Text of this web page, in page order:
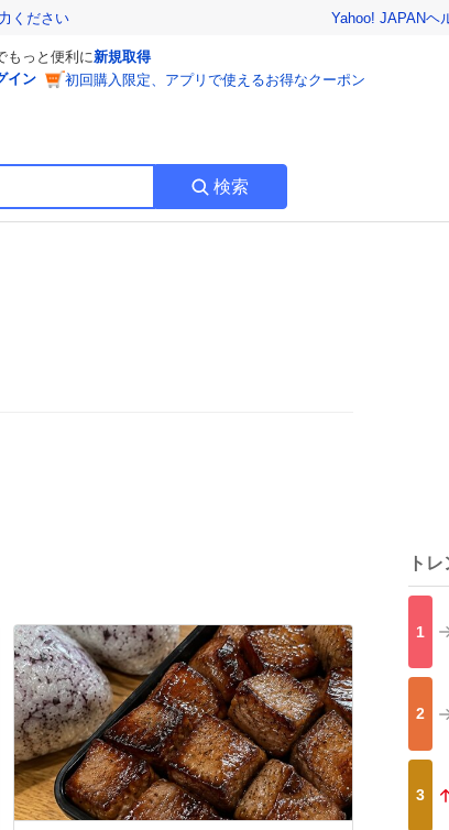
ください Yahoo! JAPANヘ
もっと便利に新規取得
イン
初回購入限定、アプリで使えるお得なクーポン
検索
ト
1
2
3